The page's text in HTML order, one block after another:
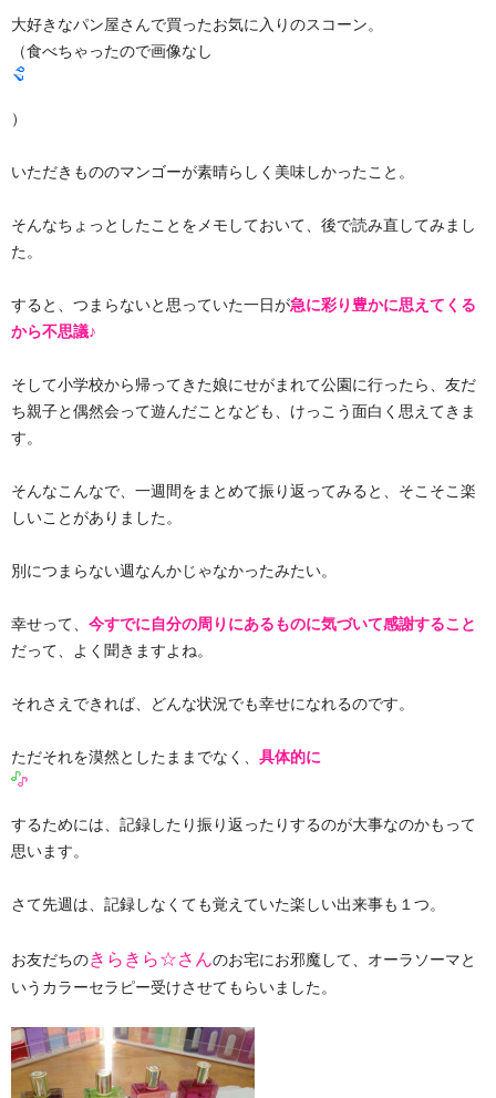
大好きなパン屋さんで買ったお気に入りのスコーン。
（食べちゃったので画像なし
）
いただきもののマンゴーが素晴らしく美味しかったこと。
そんなちょっとしたことをメモしておいて、後で読み直してみまし
た。
すると、つまらないと思っていた一日が急に彩り豊かに思えてくる
から不思議♪
そして小学校から帰ってきた娘にせがまれて公園に行ったら、友だ
ち親子と偶然会って遊んだことなども、けっこう面白く思えてきま
す。
そんなこんなで、一週間をまとめて振り返ってみると、そこそこ楽
しいことがありました。
別につまらない週なんかじゃなかったみたい。
幸せって、 今すでに自分の周りにあるものに気づいて感謝すること
だって、よく聞きますよね。
それさえできれば、どんな状況でも幸せになれるのです。
ただそれを漠然としたままでなく、 具体的に
するためには、記録したり振り返ったりするのが大事なのかもって
思います。
さて先週は、記録しなくても覚えていた楽しい出来事も１つ。
お友だちのきらきら☆さんのお宅にお邪魔して、オーラソーマと
いうカラーセラピー受けさせてもらいました。